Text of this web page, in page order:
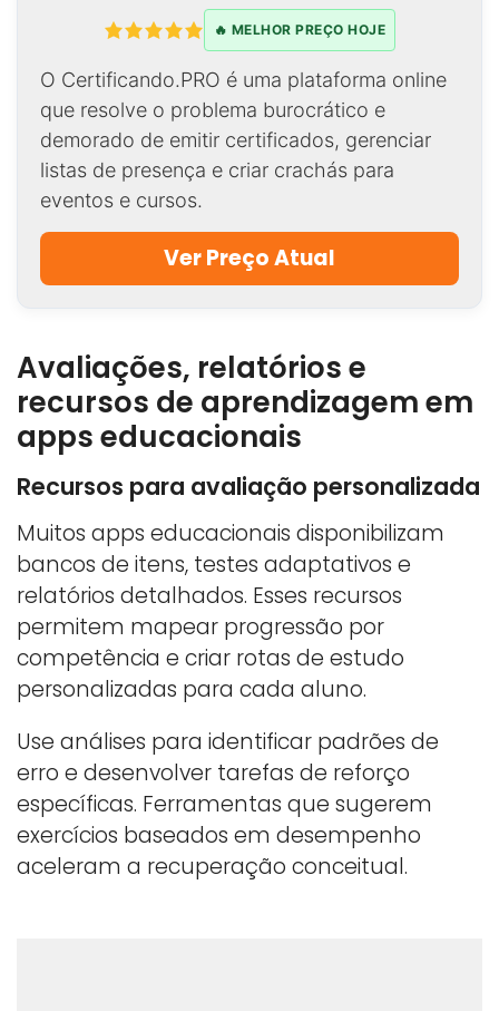
🔥 MELHOR PREÇO HOJE
O Certificando.PRO é uma plataforma online
que resolve o problema burocrático e
demorado de emitir certificados, gerenciar
listas de presença e criar crachás para
eventos e cursos.
Ver Preço Atual
Avaliações, relatórios e
recursos de aprendizagem em
apps educacionais
Recursos para avaliação personalizada
Muitos apps educacionais disponibilizam
bancos de itens, testes adaptativos e
relatórios detalhados. Esses recursos
permitem mapear progressão por
competência e criar rotas de estudo
personalizadas para cada aluno.
Use análises para identificar padrões de
erro e desenvolver tarefas de reforço
específicas. Ferramentas que sugerem
exercícios baseados em desempenho
aceleram a recuperação conceitual.